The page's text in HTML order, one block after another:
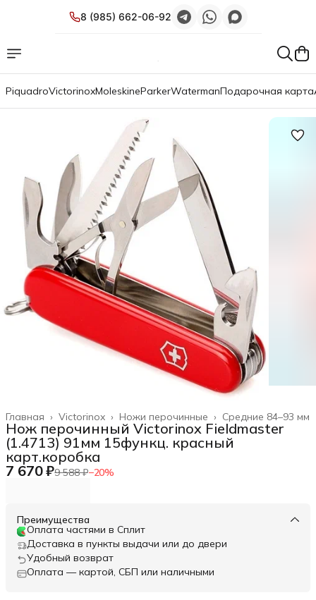
8 (985) 662-06-92
PiquadroVictorinoxMoleskineParkerWatermanПодарочная карта
Средние 84–93 мм
Ножи перочинные ›
Victorinox ›
Главная ›
Нож перочинный Victorinox Fieldmaster
(1.4713) 91мм 15функц. красный
карт.коробка
7 670 ₽9 588 ₽−20%
Преимущества
Оплата частями в Сплит
Доставка в пункты выдачи или до двери
Удобный возврат
Оплата — картой, СБП или наличными